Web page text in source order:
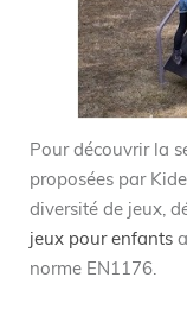
Pour découvrir la
proposées par
diversité de jeux,
jeux pour enfants
norme EN1176.